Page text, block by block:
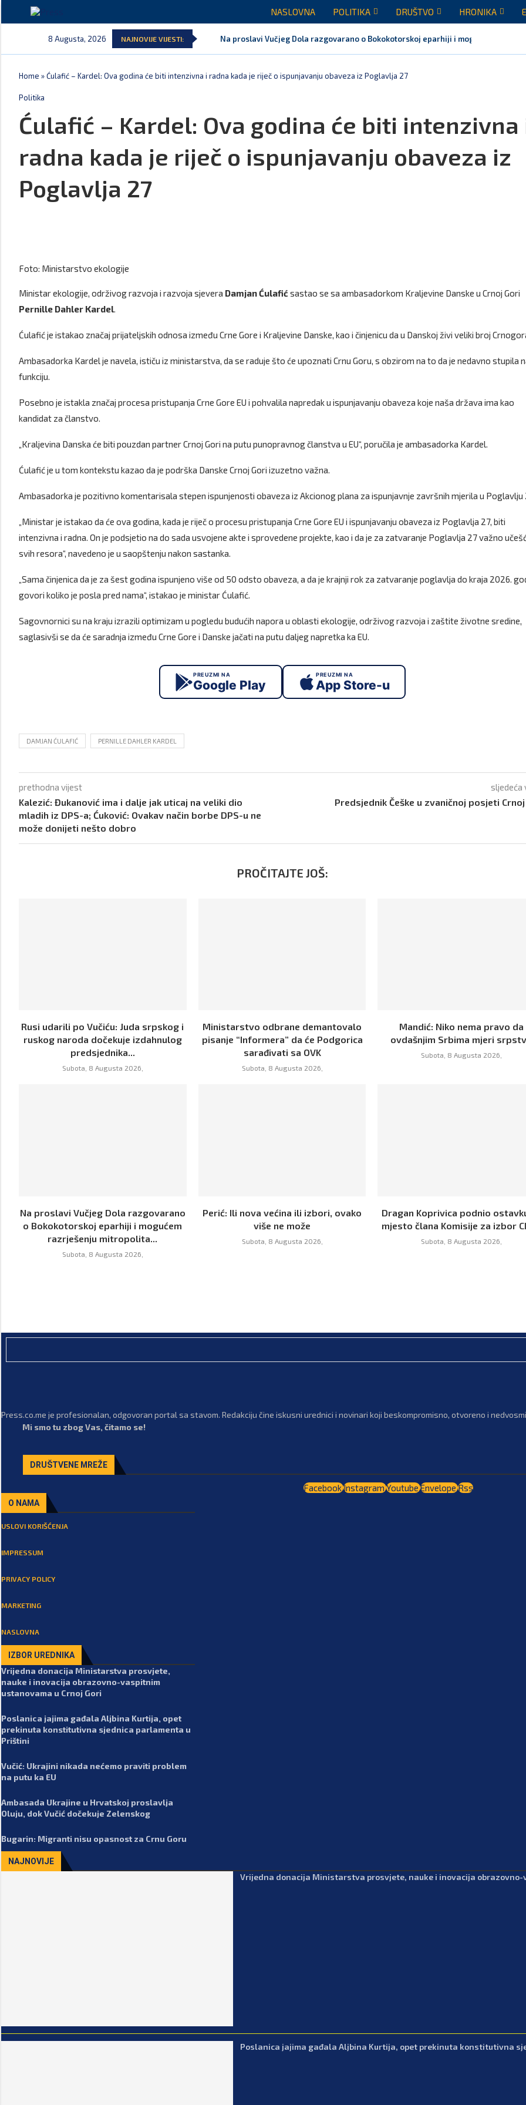
NASLOVNA POLITIKA DRUŠTVO HRONIKA
8 Augusta, 2026 NAJNOVIJE VIJESTI: Na proslavi Vučjeg Dola razgovarano o Bokokotorskoj eparhiji i mogućem
Home »Ćulafić – Kardel: Ova godina će biti intenzivna i radna kada je riječ o ispunjavanju obaveza iz Poglavlja 27
Politika
Ćulafić – Kardel: Ova godina će biti intenzivna
radna kada je riječ o ispunjavanju obaveza iz
Poglavlja 27
Foto: Ministarstvo ekologije
Ministar ekologije, održivog razvoja i razvoja sjevera Damjan Ćulafić sastao se sa ambasadorkom Kraljevine Danske u Crnoj Gori
Pernille Dahler Kardel.
Ćulafić je istakao značaj prijateljskih odnosa između Crne Gore i Kraljevine Danske, kao i činjenicu da u Danskoj živi veliki broj
Ambasadorka Kardel je navela, ističu iz ministarstva, da se raduje što će upoznati Crnu Goru, s obzirom na to da je nedavno stupila
funkciju.
Posebno je istakla značaj procesa pristupanja Crne Gore EU i pohvalila napredak u ispunjavanju obaveza koje naša država ima kao
kandidat za članstvo.
„Kraljevina Danska će biti pouzdan partner Crnoj Gori na putu punopravnog članstva u EU“, poručila je ambasadorka Kardel.
Ćulafić je u tom kontekstu kazao da je podrška Danske Crnoj Gori izuzetno važna.
Ambasadorka je pozitivno komentarisala stepen ispunjenosti obaveza iz Akcionog plana za ispunjavnje završnih mjerila u Poglavlju
„Ministar je istakao da će ova godina, kada je riječ o procesu pristupanja Crne Gore EU i ispunjavanju obaveza iz Poglavlja 27, biti
intenzivna i radna. On je podsjetio na do sada usvojene akte i sprovedene projekte, kao i da je za zatvaranje Poglavlja 27 važno
svih resora“, navedeno je u saopštenju nakon sastanka.
„Sama činjenica da je za šest godina ispunjeno više od 50 odsto obaveza, a da je krajnji rok za zatvaranje poglavlja do kraja 2026.
govori koliko je posla pred nama“, istakao je ministar Ćulafić.
Sagovnornici su na kraju izrazili optimizam u pogledu budućih napora u oblasti ekologije, održivog razvoja i zaštite životne sredine,
saglasivši se da će saradnja između Crne Gore i Danske jačati na putu daljeg napretka ka EU.
PREUZMI NA
Google Play
PREUZMI NA
App Store-u
DAMJAN ĆULAFIĆ PERNILLE DAHLER KARDEL
prethodna vijest
Kalezić: Đukanović ima i dalje jak uticaj na veliki dio
mladih iz DPS-a; Ćuković: Ovakav način borbe DPS-u ne
može donijeti nešto dobro
sljedeća
Predsjednik Češke u zvaničnoj posjeti Crnoj
PROČITAJTE JOŠ:
Rusi udarili po Vučiću: Juda srpskog i
ruskog naroda dočekuje izdahnulog
predsjednika...
Subota, 8 Augusta 2026,
Ministarstvo odbrane demantovalo
pisanje “Informera” da će Podgorica
sarađivati sa OVK
Subota, 8 Augusta 2026,
Mandić: Niko nema pravo da
ovdašnjim Srbima mjeri
Subota, 8 Augusta 2026,
Na proslavi Vučjeg Dola razgovarano
o Bokokotorskoj eparhiji i mogućem
razrješenju mitropolita...
Subota, 8 Augusta 2026,
Perić: Ili nova većina ili izbori, ovako
više ne može
Subota, 8 Augusta 2026,
Dragan Koprivica podnio
mjesto člana Komisije za izbor
Subota, 8 Augusta 2026,
Press.co.me je profesionalan, odgovoran portal sa stavom. Redakciju čine iskusni urednici i novinari koji beskompromisno, otvoreno i
Mi smo tu zbog Vas, čitamo se!
DRUŠTVENE MREŽE
FacebookInstagramYoutubeEnvelopeRss
O NAMA
USLOVI KORIŠĆENJA
IMPRESSUM
PRIVACY POLICY
MARKETING
NASLOVNA
IZBOR UREDNIKA
Vrijedna donacija Ministarstva prosvjete,
nauke i inovacija obrazovno-vaspitnim
ustanovama u Crnoj Gori
Poslanica jajima gađala Aljbina Kurtija, opet
prekinuta konstitutivna sjednica parlamenta u
Prištini
Vučić: Ukrajini nikada nećemo praviti problem
na putu ka EU
Ambasada Ukrajine u Hrvatskoj proslavlja
Oluju, dok Vučić dočekuje Zelenskog
Bugarin: Migranti nisu opasnost za Crnu Goru
NAJNOVIJE
Vrijedna donacija Ministarstva prosvjete, nauke i inovacija obrazovno-
Poslanica jajima gađala Aljbina Kurtija, opet prekinuta konstitutivna